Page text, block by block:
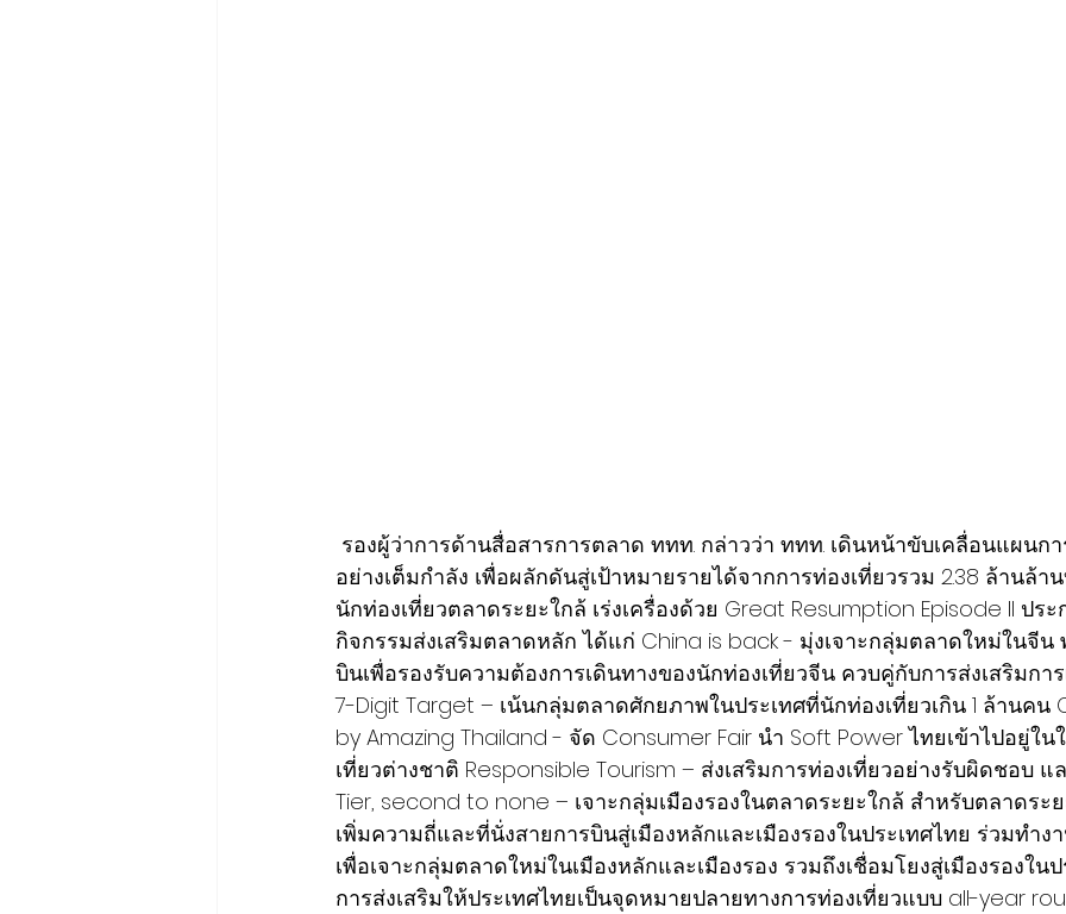
อย่างเต็มกำลัง เพื่อผลักดันสู่เป้าหมายรายได้จากการท่องเที่ยวรวม 2.38 ล้านล้า
นักท่องเที่ยวตลาดระยะใกล้ เร่งเครื่องด้วย Great Resumption Episode II ปร
กิจกรรมส่งเสริมตลาดหลัก ได้แก่ China is back - มุ่งเจาะกลุ่มตลาดใหม่ในจีน
บินเพื่อรองรับความต้องการเดินทางของนักท่องเที่ยวจีน ควบคู่กับการส่งเสริมกา
7-Digit Target – เน้นกลุ่มตลาดศักยภาพในประเทศที่นักท่องเที่ยวเกิน 1 ล้านคน
by Amazing Thailand - จัด Consumer Fair นำ Soft Power ไทยเข้าไปอยู่ใน
เที่ยวต่างชาติ Responsible Tourism – ส่งเสริมการท่องเที่ยวอย่างรับผิดชอบ แ
Tier, second to none – เจาะกลุ่มเมืองรองในตลาดระยะใกล้ สำหรับตลาดระ
เพิ่มความถี่และที่นั่งสายการบินสู่เมืองหลักและเมืองรองในประเทศไทย ร่วมทำ
เพื่อเจาะกลุ่มตลาดใหม่ในเมืองหลักและเมืองรอง รวมถึงเชื่อมโยงสู่เมืองรองใน
การส่งเสริมให้ประเทศไทยเป็นจุดหมายปลายทางการท่องเที่ยวแบบ all-year